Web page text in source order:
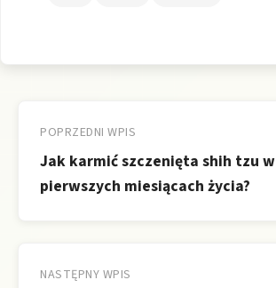
wpisu
POPRZEDNI WPIS
Jak karmić szczenięta shih tzu w
pierwszych miesiącach życia?
NASTĘPNY WPIS